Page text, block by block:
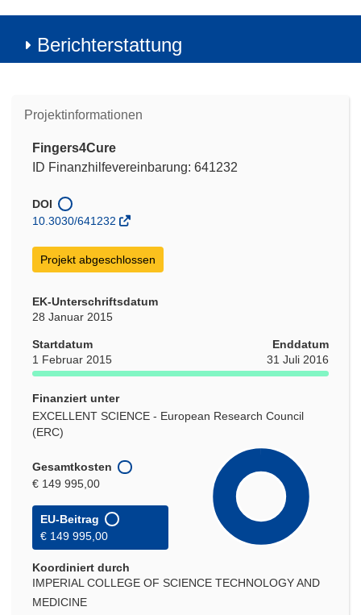
Berichterstattung
Projektinformationen
Fingers4Cure
ID Finanzhilfevereinbarung: 641232
DOI
10.3030/641232
Projekt abgeschlossen
EK-Unterschriftsdatum
28 Januar 2015
Startdatum
1 Februar 2015
Enddatum
31 Juli 2016
Finanziert unter
EXCELLENT SCIENCE - European Research Council
(ERC)
Gesamtkosten
€ 149 995,00
EU-Beitrag
€ 149 995,00
Koordiniert durch
IMPERIAL COLLEGE OF SCIENCE TECHNOLOGY AND
MEDICINE